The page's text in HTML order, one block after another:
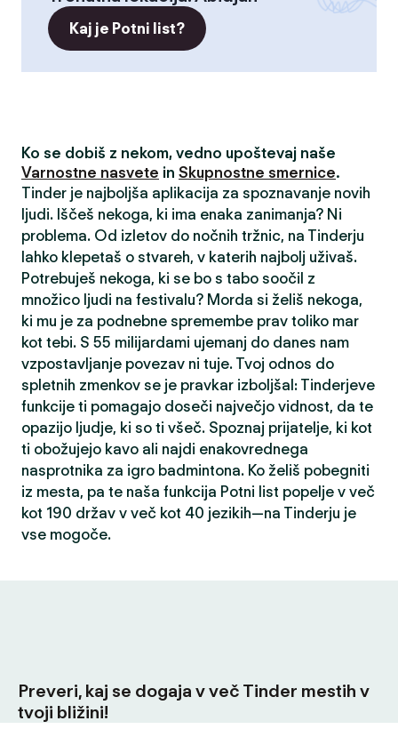
Kaj je Potni list?
Ko se dobiš z nekom, vedno upoštevaj naše
Varnostne nasvete in Skupnostne smernice.
Tinder je najboljša aplikacija za spoznavanje novih
ljudi. Iščeš nekoga, ki ima enaka zanimanja? Ni
problema. Od izletov do nočnih tržnic, na Tinderju
lahko klepetaš o stvareh, v katerih najbolj uživaš.
Potrebuješ nekoga, ki se bo s tabo soočil z
množico ljudi na festivalu? Morda si želiš nekoga,
ki mu je za podnebne spremembe prav toliko mar
kot tebi. S 55 milijardami ujemanj do danes nam
vzpostavljanje povezav ni tuje. Tvoj odnos do
spletnih zmenkov se je pravkar izboljšal: Tinderjeve
funkcije ti pomagajo doseči največjo vidnost, da te
opazijo ljudje, ki so ti všeč. Spoznaj prijatelje, ki kot
ti obožujejo kavo ali najdi enakovrednega
nasprotnika za igro badmintona. Ko želiš pobegniti
iz mesta, pa te naša funkcija Potni list popelje v več
kot 190 držav v več kot 40 jezikih—na Tinderju je
vse mogoče.
Preveri, kaj se dogaja v več Tinder mestih v
tvoji bližini!